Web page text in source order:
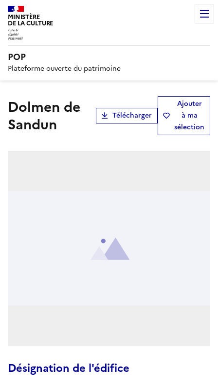
MINISTÈRE
DE LA CULTURE
POP
Plateforme ouverte du patrimoine
Dolmen de
Sandun
Télécharger
Ajouter
à ma
sélection
Désignation de l'édifice